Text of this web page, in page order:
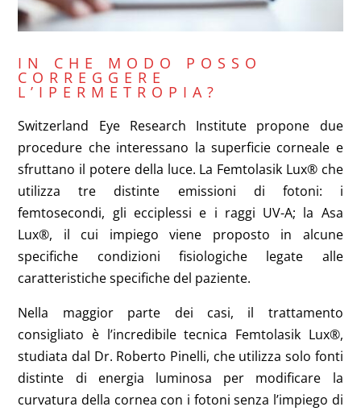
IN CHE MODO POSSO
CORREGGERE
L’IPERMETROPIA?
Switzerland Eye Research Institute propone due
procedure che interessano la superficie corneale e
sfruttano il potere della luce. La Femtolasik Lux® che
utilizza tre distinte emissioni di fotoni: i
femtosecondi, gli ecciplessi e i raggi UV-A; la Asa
Lux®, il cui impiego viene proposto in alcune
specifiche condizioni fisiologiche legate alle
caratteristiche specifiche del paziente.
Nella maggior parte dei casi, il trattamento
consigliato è l’incredibile tecnica Femtolasik Lux®,
studiata dal Dr. Roberto Pinelli, che utilizza solo fonti
distinte di energia luminosa per modificare la
curvatura della cornea con i fotoni senza l’impiego di